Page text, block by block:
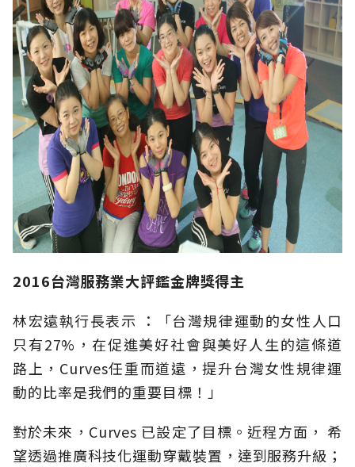
2016台灣服務業大評鑑金牌獎得主
林宏遠執行長表示 ：「台灣規律運動的女性人口
只有27%，在促進美好社會與美好人生的這條道
路上，Curves任重而道遠，提升台灣女性規律運
動的比率是我們的重要目標！」
對於未來，Curves 已設定了目標。近程方面， 希
望透過推廣科技化運動穿戴裝置，達到服務升級；